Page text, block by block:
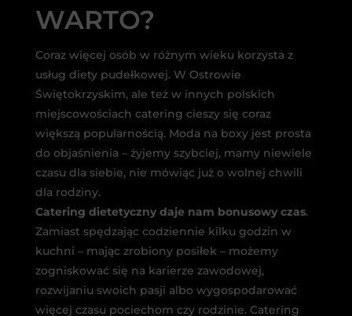
WARTO?
Coraz więcej osób w różnym wieku korzysta z
usług diety pudełkowej. W Ostrowie
Świętokrzyskim, ale też w innych polskich
miejscowościach catering cieszy się coraz
większą popularnością. Moda na boxy jest prosta
do objaśnienia – żyjemy szybciej, mamy niewiele
czasu dla siebie, nie mówiąc już o wolnej chwili
dla rodziny.
Catering dietetyczny daje nam bonusowy czas.
Zamiast spędzając codziennie kilku godzin w
kuchni – mając zrobiony posiłek – możemy
zogniskować się na karierze zawodowej,
rozwijaniu swoich pasji albo wygospodarować
więcej czasu pociechom czy rodzinie. Catering